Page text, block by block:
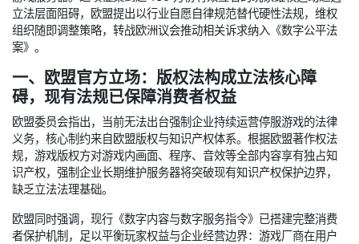
立法层面阻碍，欧盟提出以行业自愿自律规范替代硬性法规，维权
组织随即调整策略，转战欧洲议会推动相关诉求纳入《数字公平法
案》。
一、欧盟官方立场：版权法构成立法核心障
碍，现有法规已保障消费者权益
欧盟委员会指出，当前无法出台强制企业持续运营停服游戏的法律
义务，核心制约来自欧盟版权与知识产权体系。根据欧盟著作权法
规，游戏版权方对游戏内画面、程序、音效等全部内容享有独占知
识产权，强制企业长期维护服务器将突破现有知识产权保护边界，
缺乏立法法理基础。
欧盟同时强调，现行《数字内容与数字服务指令》已搭建完整消费
者保护机制，足以平衡玩家权益与企业经营边界：游戏厂商在用户